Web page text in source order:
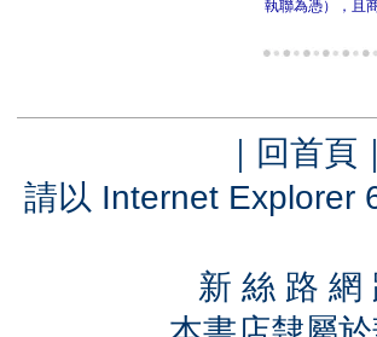
執聯為憑），且
｜ 回首頁 ｜
請以 Internet Explorer
新 絲 路 網